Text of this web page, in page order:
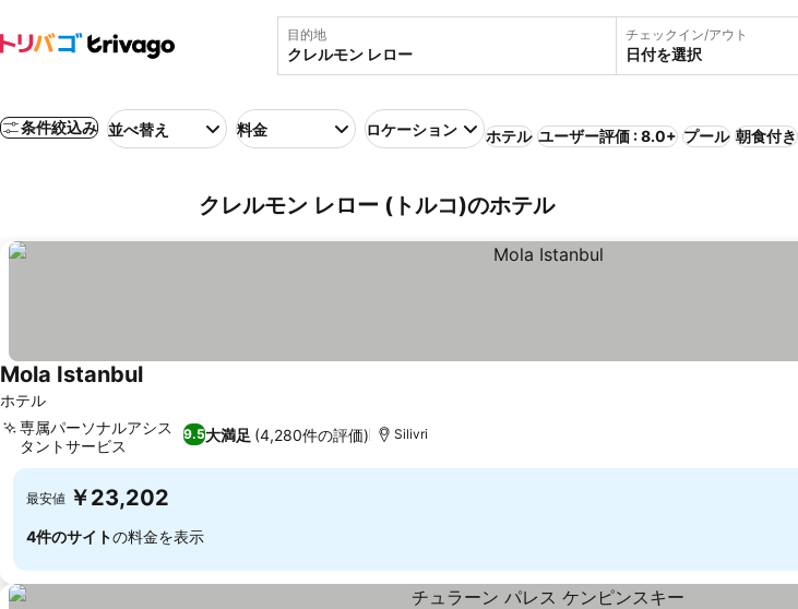
目的地 チェックイン/アウト
日付を選択
条件絞込み 並べ替え 料金 ロケーション ホテル ユーザー評価 : 8.0+ プール 朝食付き
クレルモン レロー (トルコ)のホテル
ホテル
Mola Istanbul
9.5大満足 (4,280件の評価)
専属パーソナルアシス
タントサービス
Silivri
最安値 ￥23,202
4件のサイトの料金を表示